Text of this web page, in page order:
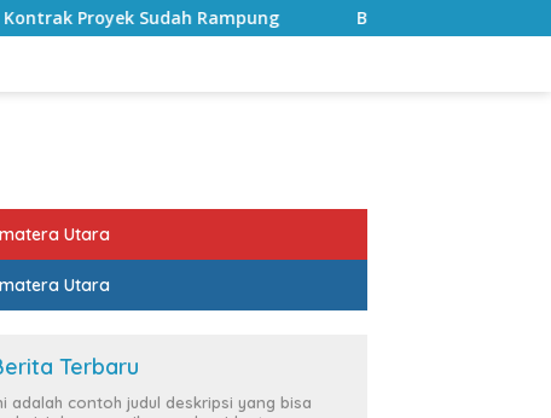
Bulan Kemerdekaan, Bupati Lampung Selatan
Utara
Utara
Terbaru
adalah contoh judul deskripsi yang bisa